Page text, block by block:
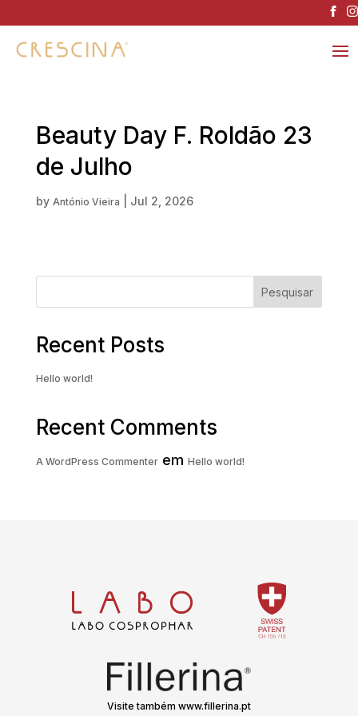
Beauty Day F. Roldão 23
de Julho
by António Vieira Jul 2, 2026
Pesquisar
Recent Posts
Hello world!
Recent Comments
A WordPress Commenterem Hello world!
Visite também www.fillerina.pt